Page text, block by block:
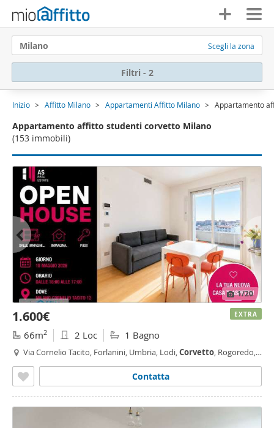
Milano Scegli la zona
Filtri - 2
Inizio Affitto Milano Appartamenti Affitto Milano Appartamento
Appartamento affitto studenti corvetto Milano
(153 immobili)
1/20
1.600€
66m2 2 Loc 1 Bagno
Via Cornelio Tacito, Forlanini, Umbria, Lodi,Corvetto, Rogoredo,
Contatta
EXTRA